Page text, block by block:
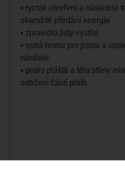
• rychlé otevření a následná
okamžité předání energie
• zpravidla jistý výstřel
• ostrá hrana pro jistou a
nástřelu
• prolis pláště a těla střely
odtržení částí plášt